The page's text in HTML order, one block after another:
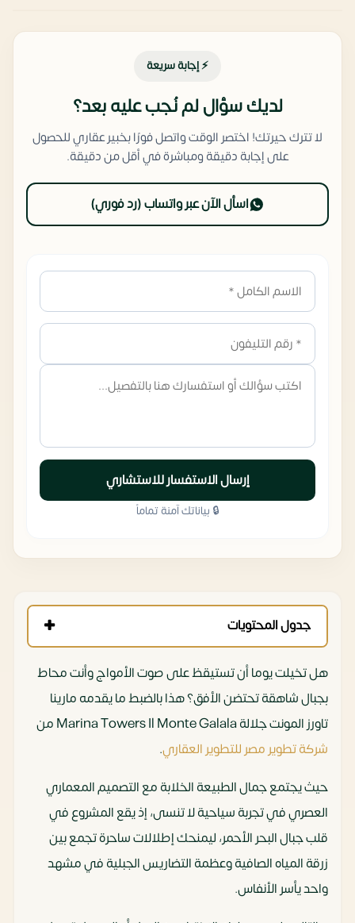
⚡ إجابة سريعة
لديك سؤال لم نُجب عليه بعد؟
لا تترك حيرتك! اختصر الوقت واتصل فورًا بخبير عقاري للحصول
على إجابة دقيقة ومباشرة في أقل من دقيقة.
اسأل الآن عبر واتساب (رد فوري)
إرسال الاستفسار للاستشاري
🔒 بياناتك آمنة تماماً
جدول المحتويات
هل تخيلت يوما أن تستيقظ على صوت الأمواج وأنت محاط
بجبال شاهقة تحتضن الأفق؟ هذا بالضبط ما يقدمه مارينا
تاورز المونت جلالة Marina Towers Il Monte Galala من
شركة تطوير مصر للتطوير العقاري.
حيث يجتمع جمال الطبيعة الخلابة مع التصميم المعماري
العصري في تجربة سياحية لا تنسى، إذ يقع المشروع في
قلب جبال البحر الأحمر، ليمنحك إطلالات ساحرة تجمع بين
زرقة المياه الصافية وعظمة التضاريس الجبلية في مشهد
واحد يأسر الأنفاس.